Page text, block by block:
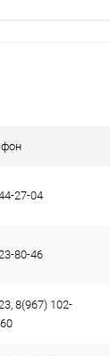
27-04
80-46
8(967) 102-